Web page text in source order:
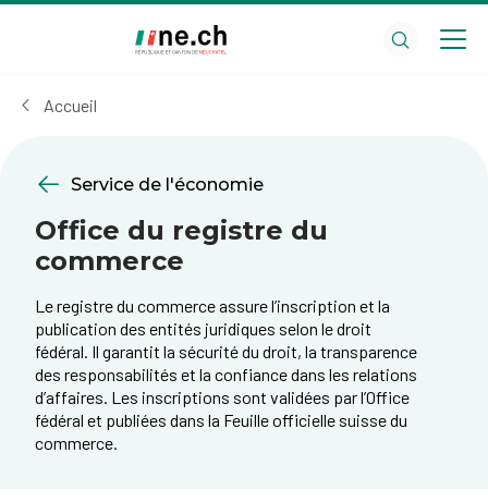
cookies
Accueil
Service de l'économie
Office du registre du
commerce
Le registre du commerce assure l’inscription et la
publication des entités juridiques selon le droit
fédéral. Il garantit la sécurité du droit, la transparence
des responsabilités et la confiance dans les relations
d’affaires. Les inscriptions sont validées par l’Office
fédéral et publiées dans la Feuille officielle suisse du
commerce.